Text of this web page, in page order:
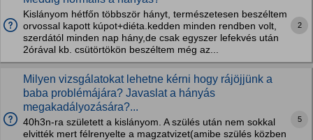
Kislányom hétfőn többször hányt, természetesen beszéltem
orvossal kapott kúpot+diéta.kedden minden rendben volt,
szerdától minden nap hány,de csak egyszer lefekvés után
2órával kb. csütörtökön beszéltem még az...
2
Milyen vizsgálatokat lehetne kérni hogy rájöjjünk a
baba problémájára? Javaslat a hányás
megakadályozására?...
40h3n-ra született a kislányom. A szülés után nem sokkal
elvitték mert félrenyelte a magzatvizet(amibe szülés közben
5